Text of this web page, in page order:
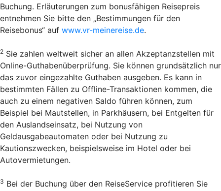
Buchung. Erläuterungen zum bonusfähigen Reisepreis
entnehmen Sie bitte den „Bestimmungen für den
Reisebonus“ auf www.vr-meinereise.de.
2 Sie zahlen weltweit sicher an allen Akzeptanzstellen mit
Online-Guthabenüberprüfung. Sie können grundsätzlich nur
das zuvor eingezahlte Guthaben ausgeben. Es kann in
bestimmten Fällen zu Offline-Transaktionen kommen, die
auch zu einem negativen Saldo führen können, zum
Beispiel bei Mautstellen, in Parkhäusern, bei Entgelten für
den Auslandseinsatz, bei Nutzung von
Geldausgabeautomaten oder bei Nutzung zu
Kautionszwecken, beispielsweise im Hotel oder bei
Autovermietungen.
3 Bei der Buchung über den Reise­Service profitieren Sie